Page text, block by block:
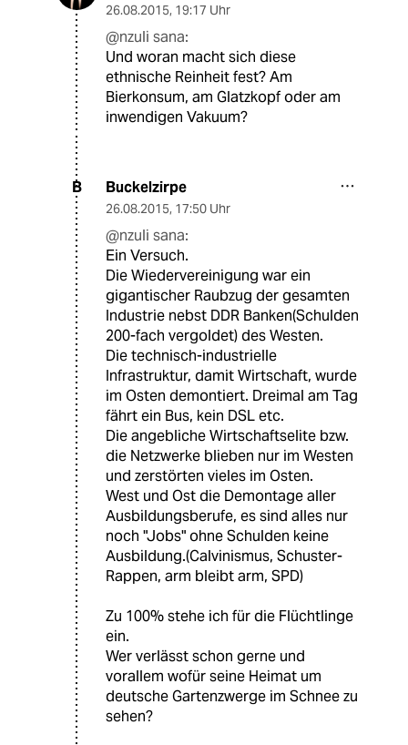
26.08.2015, 19:17 Uhr
@nzuli sana:
Und woran macht sich diese
ethnische Reinheit fest? Am
Bierkonsum, am Glatzkopf oder am
inwendigen Vakuum?
B Buckelzirpe
26.08.2015, 17:50 Uhr
@nzuli sana:
Ein Versuch.
Die Wiedervereinigung war ein
gigantischer Raubzug der gesamten
Industrie nebst DDR Banken(Schulden
200-fach vergoldet) des Westen.
Die technisch-industrielle
Infrastruktur, damit Wirtschaft, wurde
im Osten demontiert. Dreimal am Tag
fährt ein Bus, kein DSL etc.
Die angebliche Wirtschaftselite bzw.
die Netzwerke blieben nur im Westen
und zerstörten vieles im Osten.
West und Ost die Demontage aller
Ausbildungsberufe, es sind alles nur
noch "Jobs" ohne Schulden keine
Ausbildung.(Calvinismus, Schuster-
Rappen, arm bleibt arm, SPD)
Zu 100% stehe ich für die Flüchtlinge
ein.
Wer verlässt schon gerne und
vorallem wofür seine Heimat um
deutsche Gartenzwerge im Schnee zu
sehen?